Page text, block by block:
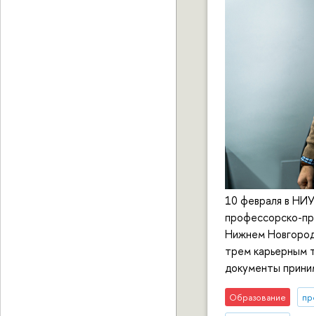
10 февраля в
профессорско-
Нижнем
трем карьерным
документы
Образование